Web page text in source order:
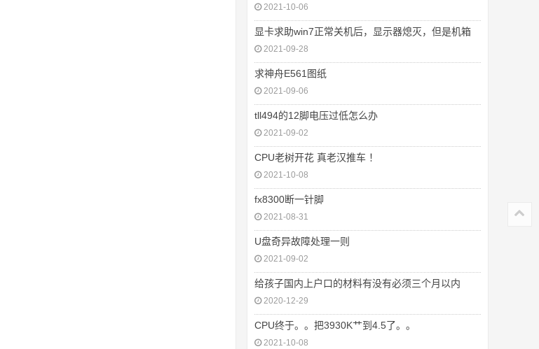
2021-10-06
显卡求助win7正常关机后，显示器熄灭，但是机箱
2021-09-28
求神舟E561图纸
2021-09-06
tll494的12脚电压过低怎么办
2021-09-02
CPU老树开花 真老汉推车 ！
2021-10-08
fx8300断一针脚
2021-08-31
U盘奇异故障处理一则
2021-09-02
给孩子国内上户口的材料有没有必须三个月以内
2020-12-29
CPU终于。。把3930K艹到4.5了。。
2021-10-08